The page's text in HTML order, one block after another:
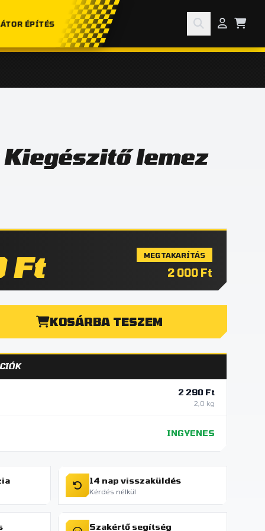
ÉPÍTÉS
lemez
Ft MEGTAKARÍTÁS
2 000 Ft
KOSÁRBA TESZEM
2 290 Ft
2,0 kg
INGYENES
14 nap visszaküldés
Kérdés nélkül
Szakértő segítség